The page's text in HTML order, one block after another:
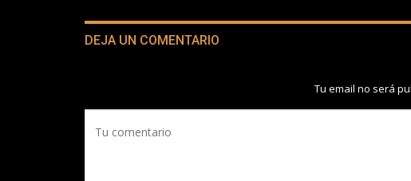
DEJA UN COMENTARIO
Tu email no será